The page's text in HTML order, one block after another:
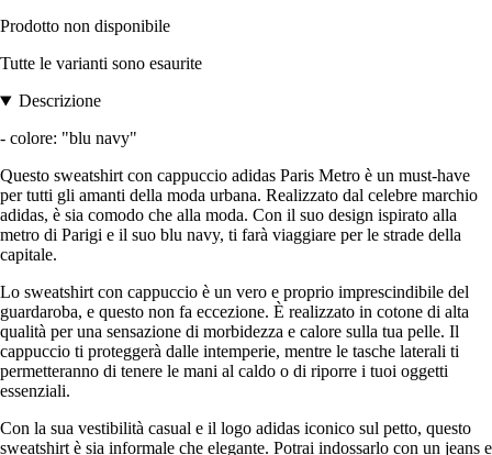
Prodotto non disponibile
Tutte le varianti sono esaurite
Descrizione
- colore: "blu navy"
Questo sweatshirt con cappuccio adidas Paris Metro è un must-have
per tutti gli amanti della moda urbana. Realizzato dal celebre marchio
adidas, è sia comodo che alla moda. Con il suo design ispirato alla
metro di Parigi e il suo blu navy, ti farà viaggiare per le strade della
capitale.
Lo sweatshirt con cappuccio è un vero e proprio imprescindibile del
guardaroba, e questo non fa eccezione. È realizzato in cotone di alta
qualità per una sensazione di morbidezza e calore sulla tua pelle. Il
cappuccio ti proteggerà dalle intemperie, mentre le tasche laterali ti
permetteranno di tenere le mani al caldo o di riporre i tuoi oggetti
essenziali.
Con la sua vestibilità casual e il logo adidas iconico sul petto, questo
sweatshirt è sia informale che elegante. Potrai indossarlo con un jeans e